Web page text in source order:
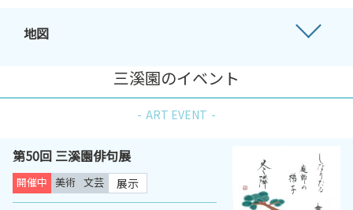
地図
三溪園のイベント
ART EVENT
第50回 三溪園俳句展
開催中 美術 文芸 展示